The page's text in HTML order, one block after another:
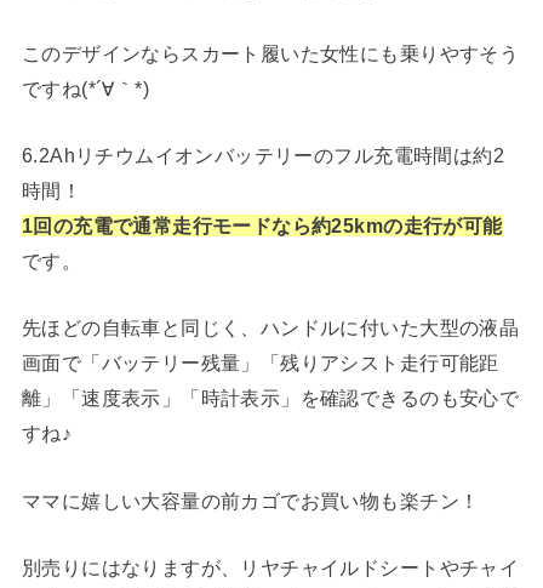
このデザインならスカート履いた女性にも乗りやすそう
ですね(*´∀｀*)
6.2Ahリチウムイオンバッテリーのフル充電時間は約2
時間！
1回の充電で通常走行モードなら約25kmの走行が可能
です。
先ほどの自転車と同じく、ハンドルに付いた大型の液晶
画面で「バッテリー残量」「残りアシスト走行可能距
離」「速度表示」「時計表示」を確認できるのも安心で
すね♪
ママに嬉しい大容量の前カゴでお買い物も楽チン！
別売りにはなりますが、リヤチャイルドシートやチャイ